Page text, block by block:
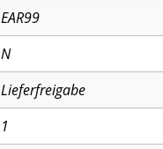
EAR99
N
Lieferfreigabe
1